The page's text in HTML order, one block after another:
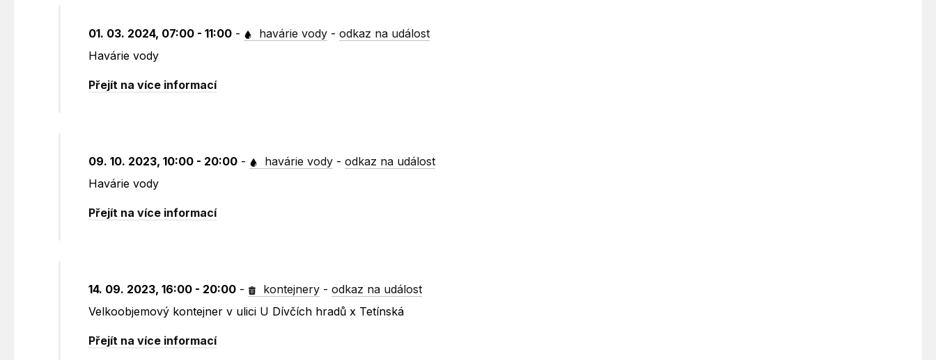
01. 03. 2024, 07:00 - 11:00 - havárie vody -odkaz na událost
Havárie vody
Přejít na více informací
09. 10. 2023, 10:00 - 20:00 - havárie vody -odkaz na událost
Havárie vody
Přejít na více informací
14. 09. 2023, 16:00 - 20:00 - kontejnery -odkaz na událost
Velkoobjemový kontejner v ulici U Dívčích hradů x Tetínská
Přejít na více informací